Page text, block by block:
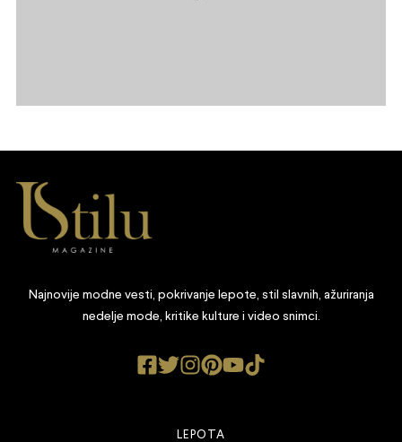
Najnovije modne vesti, pokrivanje lepote, stil slavnih, ažuriranja
nedelje mode, kritike kulture i video snimci.
LEPOTA